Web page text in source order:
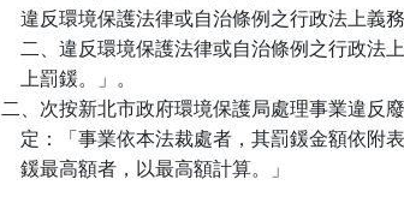
違反環境保護法律或自治條例之行政法上義
二、違反環境保護法律或自治條例之行政法
    上罰鍰。」。
二、次按新北市政府環境保護局處理事業違反
定：「事業依本法裁處者，其罰鍰金額依附
    鍰最高額者，以最高額計算。」